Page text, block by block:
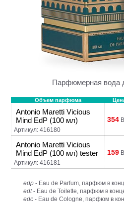
Парфюмерная вода
Объем парфюма
Antonio Maretti Vicious
Mind EdP (100 мл)
Артикул: 416180
354
Antonio Maretti Vicious
Mind EdP (100 мл) tester
Артикул: 416181
159
edp - Eau de Parfum, парфюм в
edt- Eau de Toilette, парфюм в
edc - Eau de Cologne, парфюм в